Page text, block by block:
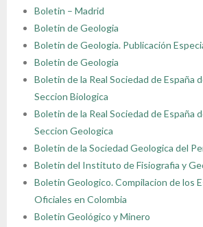
Boletin – Madrid
Boletin de Geologia
Boletin de Geologia. Publicación
Boletin de Geologia
Boletin de la Real Sociedad de España
Seccion Biologica
Boletin de la Real Sociedad de España
Seccion Geologica
Boletin de la Sociedad Geologica del
Boletin del Instituto de Fisiografia y
Boletin Geologico. Compilacion de los
Oficiales en Colombia
Boletin Geológico y Minero